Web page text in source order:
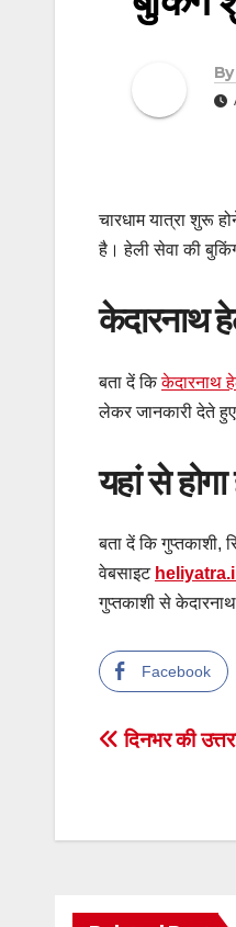
By
चारधाम यात्रा शुरू
है। हेली सेवा की
केदारनाथ
बता दें किकेदारनाथ
लेकर जानकारी देते
यहां से
बता दें कि
वेबसाइट
गुप्तकाशी से
Facebook
Post
दिनभर की